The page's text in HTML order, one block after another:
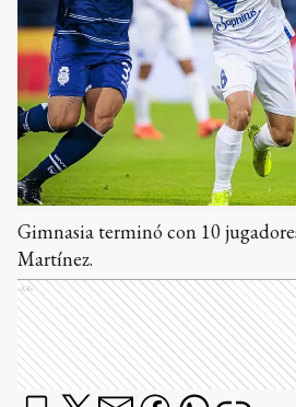
Gimnasia terminó con 10
Martínez.
Ads